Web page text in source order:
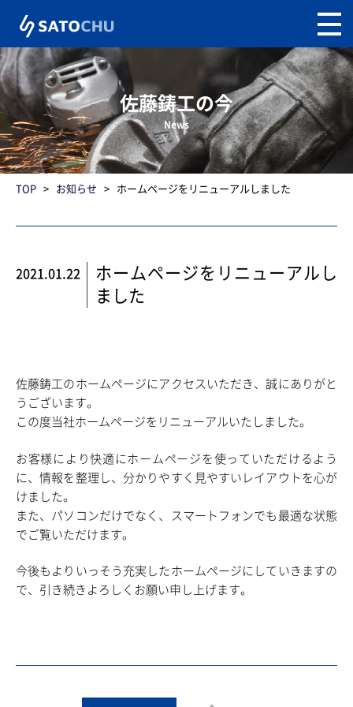
佐藤鋳工の今
News
TOP > お知らせ > ホームページをリニューアルしました
2021.01.22
ホームページをリニューアルし
ました
佐藤鋳工のホームページにアクセスいただき、誠にありがと
うございます。
この度当社ホームページをリニューアルいたしました。
お客様により快適にホームページを使っていただけるよう
に、情報を整理し、分かりやすく見やすいレイアウトを心が
けました。
また、パソコンだけでなく、スマートフォンでも最適な状態
でご覧いただけます。
今後もよりいっそう充実したホームページにしていきますの
で、引き続きよろしくお願い申し上げます。